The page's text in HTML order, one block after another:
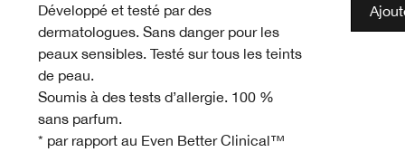
Développé et testé par des
dermatologues. Sans danger pour les
peaux sensibles. Testé sur tous les teints
de peau.
Soumis à des tests d’allergie. 100 %
sans parfum.
* par rapport au Even Better Clinical™